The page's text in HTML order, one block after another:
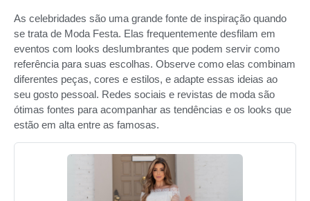
As celebridades são uma grande fonte de inspiração quando
se trata de Moda Festa. Elas frequentemente desfilam em
eventos com looks deslumbrantes que podem servir como
referência para suas escolhas. Observe como elas combinam
diferentes peças, cores e estilos, e adapte essas ideias ao
seu gosto pessoal. Redes sociais e revistas de moda são
ótimas fontes para acompanhar as tendências e os looks que
estão em alta entre as famosas.